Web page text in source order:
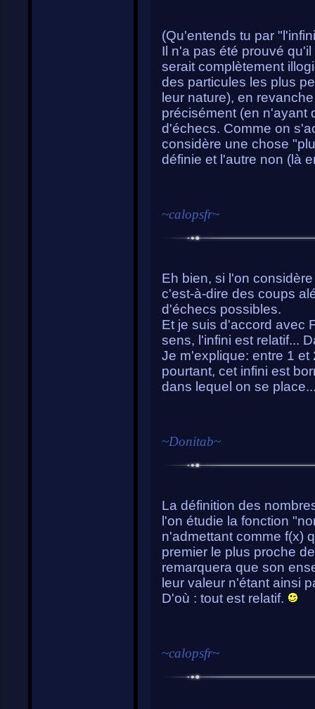
(Qu'entends tu par
Il n'a pas été prouvé
serait complètement
des particules les plus
leur nature), en
précisément (en n'ayant
d'échecs. Comme on
considère une chose
définie et l'autre non (là
~calopsfr~
Eh bien, si l'on
c'est-à-dire des coups
d'échecs possibles.
Et je suis d'accord avec
sens, l'infini est relatif...
Je m'explique: entre 1 et
pourtant, cet infini est
dans lequel on se
~Donitab~
La définition des
l'on étudie la fonction
n'admettant comme f(x)
premier le plus proche
remarquera que son
leur valeur n'étant ainsi
D'où : tout est relatif.
~calopsfr~